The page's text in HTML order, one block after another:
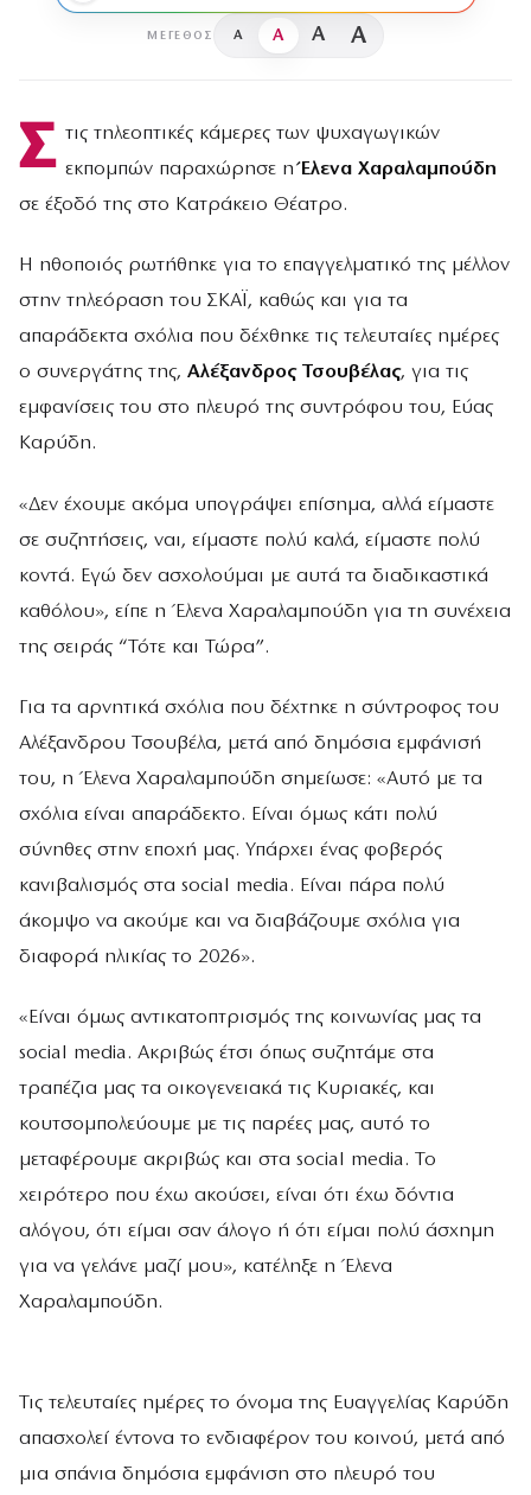
ΜΈΓΕΘΟΣ A A A A
Σ τις τηλεοπτικές κάμερες των ψυχαγωγικών
εκπομπών παραχώρησε ηΈλενα Χαραλαμπούδη
σε έξοδό της στο Κατράκειο Θέατρο.
Η ηθοποιός ρωτήθηκε για το επαγγελματικό της μέλλον
στην τηλεόραση του ΣΚΑΪ, καθώς και για τα
απαράδεκτα σχόλια που δέχθηκε τις τελευταίες ημέρες
ο συνεργάτης της, Αλέξανδρος Τσουβέλας, για τις
εμφανίσεις του στο πλευρό της συντρόφου του, Εύας
Καρύδη.
«Δεν έχουμε ακόμα υπογράψει επίσημα, αλλά είμαστε
σε συζητήσεις, ναι, είμαστε πολύ καλά, είμαστε πολύ
κοντά. Εγώ δεν ασχολούμαι με αυτά τα διαδικαστικά
καθόλου», είπε η Έλενα Χαραλαμπούδη για τη συνέχεια
της σειράς “Τότε και Τώρα”.
Για τα αρνητικά σχόλια που δέχτηκε η σύντροφος του
Αλέξανδρου Τσουβέλα, μετά από δημόσια εμφάνισή
του, η Έλενα Χαραλαμπούδη σημείωσε: «Αυτό με τα
σχόλια είναι απαράδεκτο. Είναι όμως κάτι πολύ
σύνηθες στην εποχή μας. Υπάρχει ένας φοβερός
κανιβαλισμός στα social media. Είναι πάρα πολύ
άκομψο να ακούμε και να διαβάζουμε σχόλια για
διαφορά ηλικίας το 2026».
«Είναι όμως αντικατοπτρισμός της κοινωνίας μας τα
social media. Ακριβώς έτσι όπως συζητάμε στα
τραπέζια μας τα οικογενειακά τις Κυριακές, και
κουτσομπολεύουμε με τις παρέες μας, αυτό το
μεταφέρουμε ακριβώς και στα social media. Το
χειρότερο που έχω ακούσει, είναι ότι έχω δόντια
αλόγου, ότι είμαι σαν άλογο ή ότι είμαι πολύ άσχημη
για να γελάνε μαζί μου», κατέληξε η Έλενα
Χαραλαμπούδη.
Τις τελευταίες ημέρες το όνομα της Ευαγγελίας Καρύδη
απασχολεί έντονα το ενδιαφέρον του κοινού, μετά από
μια σπάνια δημόσια εμφάνιση στο πλευρό του